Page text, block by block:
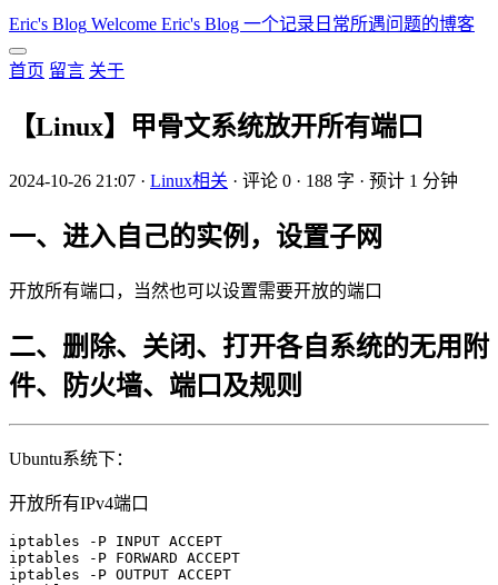
Eric's Blog Welcome Eric's Blog 一个记录日常所遇问题的博客
首页 留言 关于
【Linux】甲骨文系统放开所有端口
2024-10-26 21:07 · Linux相关 · 评论 0 · 188 字 · 预计 1 分钟
一、进入自己的实例，设置子网
开放所有端口，当然也可以设置需要开放的端口
二、删除、关闭、打开各自系统的无用附
件、防火墙、端口及规则
Ubuntu系统下：
开放所有IPv4端口
iptables -P INPUT ACCEPT
iptables -P FORWARD ACCEPT
iptables -P OUTPUT ACCEPT